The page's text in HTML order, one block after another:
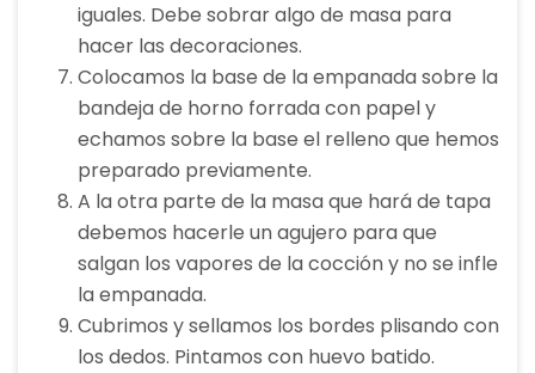
iguales. Debe sobrar algo de masa para
hacer las decoraciones.
Colocamos la base de la empanada sobre la
bandeja de horno forrada con papel y
echamos sobre la base el relleno que hemos
preparado previamente.
A la otra parte de la masa que hará de tapa
debemos hacerle un agujero para que
salgan los vapores de la cocción y no se infle
la empanada.
Cubrimos y sellamos los bordes plisando con
los dedos. Pintamos con huevo batido.